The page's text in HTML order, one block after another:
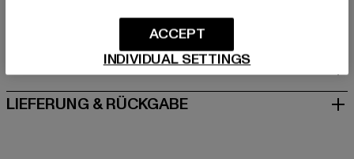
GRÖSSE & PASSFORM
PFLEGEHINWEISE
LIEFERUNG & RÜCKGABE
INDIVIDUAL SETTINGS
ACCEPT